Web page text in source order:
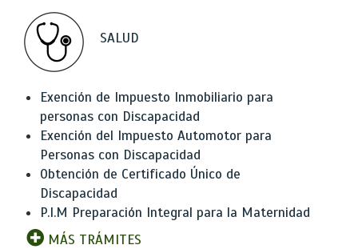
SALUD
Exención de Impuesto Inmobiliario para
personas con Discapacidad
Exención del Impuesto Automotor para
Personas con Discapacidad
Obtención de Certificado Único de
Discapacidad
P.I.M Preparación Integral para la Maternidad
MÁS TRÁMITES